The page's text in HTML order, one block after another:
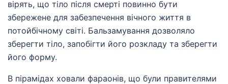
вірять, що тіло після смерті повинно бути
збережене для забезпечення вічного життя в
потойбічному світі. Бальзамування дозволяло
зберегти тіло, запобігти його розкладу та зберегти
його форму.
В пірамідах ховали фараонів, що були правителями